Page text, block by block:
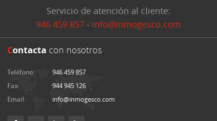
Servicio de atención al cliente:
946 459 857 - info@inmogesco.com
Contacta con nosotros
Teléfono:
946 459 857
Fax:
944 945 126
Email:
info@inmogesco.com